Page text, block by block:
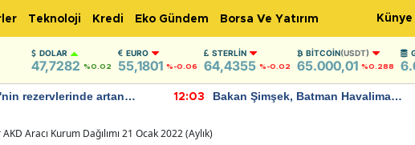
Teknoloji Kredi Eko Gündem Borsa Ve Yatırım Künye
DOLAR
47,7282 %0.02
EURO
55,1801 %-0.06
STERLIN
64,4355 %-0.02
BITCOIN(USDT)
65.000,01 %0.288
rezervlerinde artan
12:03
Bakan Şimşek, Batman Havalimanı
Aracı Kurum Dağılımı 21 Ocak 2022 (Aylık)